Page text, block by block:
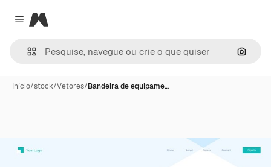
Close menu
Magnific
Início/stock/Vetores/Bandeira de equipame…